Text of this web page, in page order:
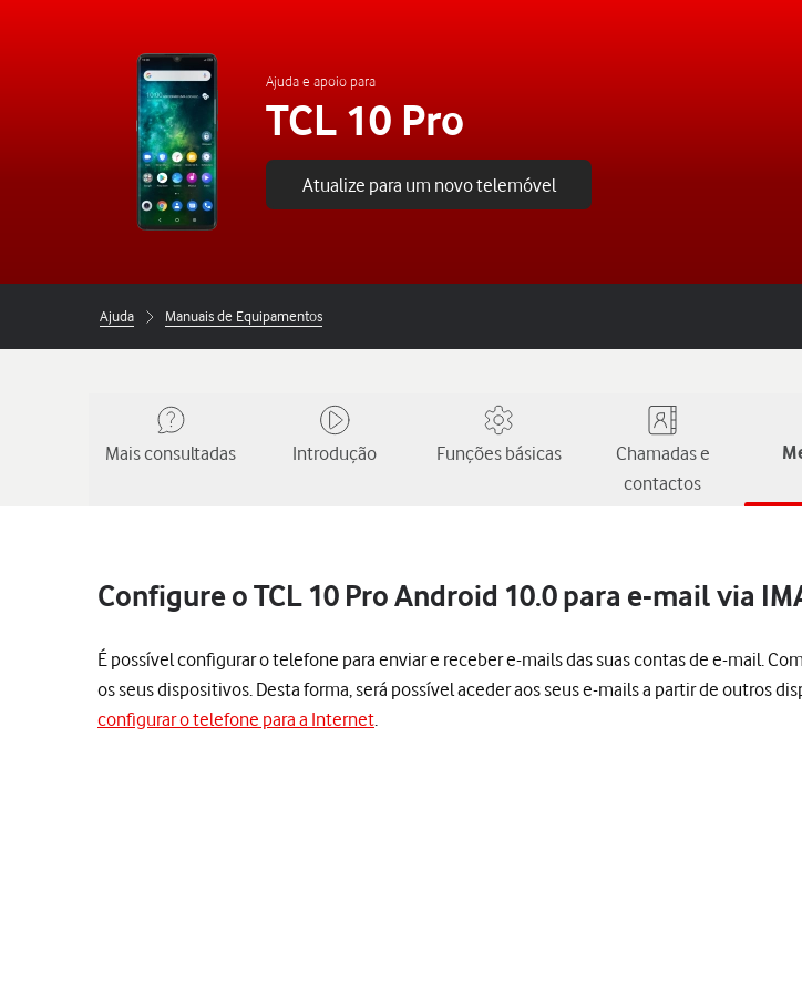
Ajuda e apoio para
TCL 10 Pro
Atualize para um novo telemóvel
Ajuda Manuais de Equipamentos
Mais consultadas Introdução Funções básicas
Chamadas e
contactos
Configure o TCL 10 Pro Android 10.0 para e-mail via
É possível configurar o telefone para enviar e receber e-mails das suas contas de e-mail.
os seus dispositivos. Desta forma, será possível aceder aos seus e-mails a partir de outros
configurar o telefone para a Internet